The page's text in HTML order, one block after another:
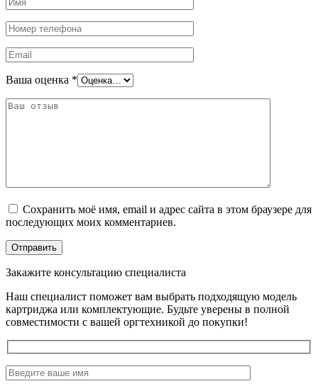
Ваша оценка *
Сохранить моё имя, email и адрес сайта в этом браузере для
последующих моих комментариев.
Закажите консультацию специалиста
Наш специалист поможет вам выбрать подходящую модель
картриджа или комплектующие. Будьте уверены в полной
совместимости с вашей оргтехникой до покупки!